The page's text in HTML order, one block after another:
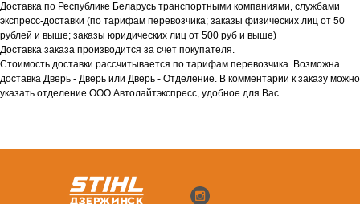
Доставка по Республике Беларусь транспортными компаниями, службами
экспресс-доставки (по тарифам перевозчика; заказы физических лиц от 50
рублей и выше; заказы юридических лиц от 500 руб и выше)
Доставка заказа производится за счет покупателя.
Стоимость доставки рассчитывается по тарифам перевозчика. Возможна
доставка Дверь - Дверь или Дверь - Отделение. В комментарии к заказу можно
указать отделение ООО Автолайтэкспресс, удобное для Вас.